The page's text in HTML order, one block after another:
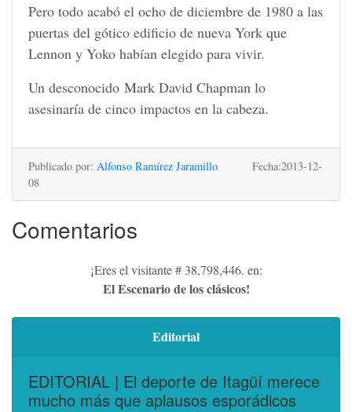
Pero todo acabó el ocho de diciembre de 1980 a las
puertas del gótico edificio de nueva York que
Lennon y Yoko habían elegido para vivir.
Un desconocido Mark David Chapman lo
asesinaría de cinco impactos en la cabeza.
Publicado por: Alfonso Ramírez Jaramillo Fecha:2013-12-
08
Comentarios
¡Eres el visitante # 38,798,446. en:
El Escenario de los clásicos!
Editorial
EDITORIAL | El deporte de Itagüí merece
mucho más que aplausos esporádicos